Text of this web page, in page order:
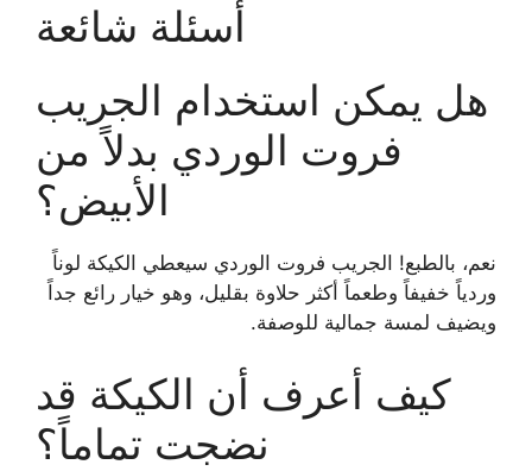
أسئلة شائعة
هل يمكن استخدام الجريب
فروت الوردي بدلاً من
الأبيض؟
نعم، بالطبع! الجريب فروت الوردي سيعطي الكيكة لوناً
وردياً خفيفاً وطعماً أكثر حلاوة بقليل، وهو خيار رائع جداً
ويضيف لمسة جمالية للوصفة.
كيف أعرف أن الكيكة قد
نضجت تماماً؟